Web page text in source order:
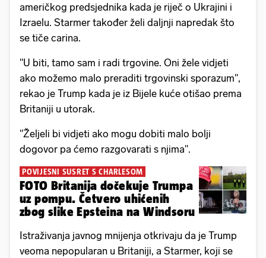
američkog predsjednika kada je riječ o Ukrajini i
Izraelu. Starmer također želi daljnji napredak što
se tiče carina.
"U biti, tamo sam i radi trgovine. Oni žele vidjeti
ako možemo malo preraditi trgovinski sporazum",
rekao je Trump kada je iz Bijele kuće otišao prema
Britaniji u utorak.
"Željeli bi vidjeti ako mogu dobiti malo bolji
dogovor pa ćemo razgovarati s njima".
POVIJESNI SUSRET S CHARLESOM
FOTO Britanija dočekuje Trumpa
uz pompu. Četvero uhićenih
zbog slike Epsteina na Windsoru
Istraživanja javnog mnijenja otkrivaju da je Trump
veoma nepopularan u Britaniji, a Starmer, koji se